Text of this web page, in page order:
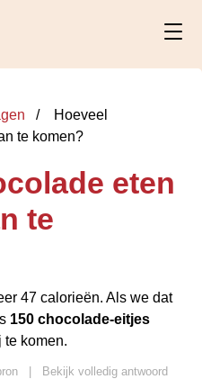
Hoeveel
te komen?
eten
te
47 calorieën. Als we dat
150 chocolade-eitjes
te komen.
Bekijk volledig antwoord